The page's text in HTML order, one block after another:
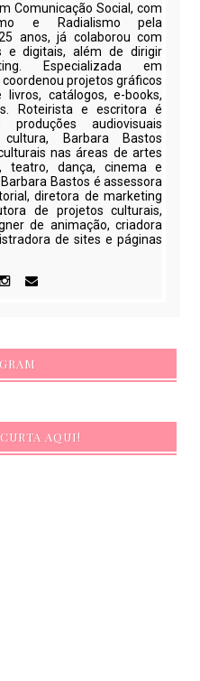
Comunicação Social, com
e Radialismo pela
anos, já colaborou com
e digitais, além de dirigir
Especializada em
projetos gráficos
catálogos, e-books,
Roteirista e escritora é
audiovisuais
Barbara Bastos
nas áreas de artes
teatro, dança, cinema e
Bastos é assessora
diretora de marketing
de projetos culturais,
de animação, criadora
de sites e páginas
AQUI!